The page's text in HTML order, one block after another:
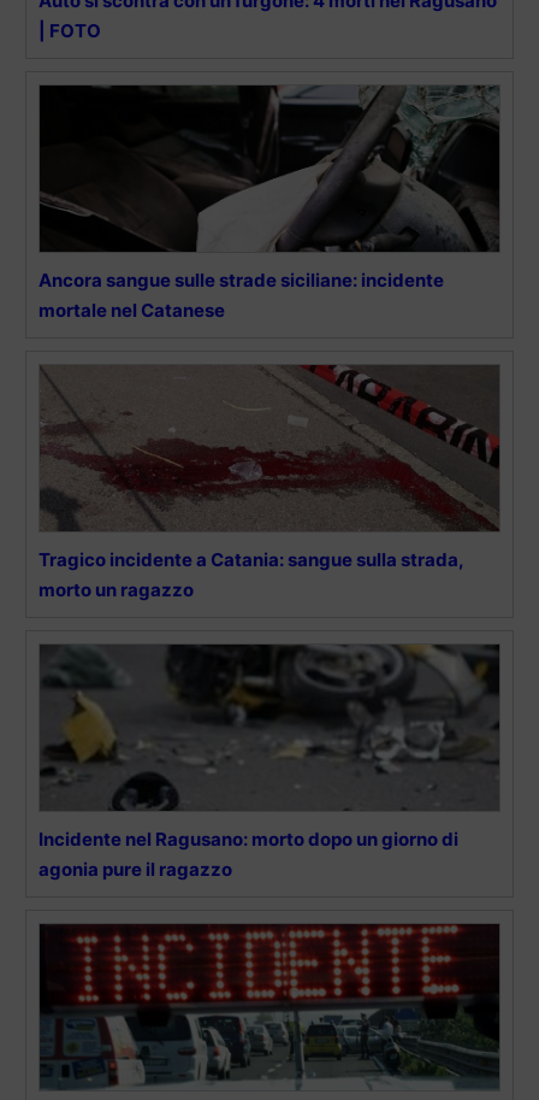
| FOTO
Ancora sangue sulle strade siciliane: incidente
mortale nel Catanese
Tragico incidente a Catania: sangue sulla strada,
morto un ragazzo
Incidente nel Ragusano: morto dopo un giorno di
agonia pure il ragazzo